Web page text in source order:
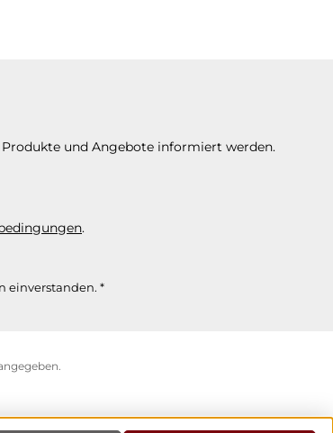
und Angebote informiert werden.
.
einverstanden. *